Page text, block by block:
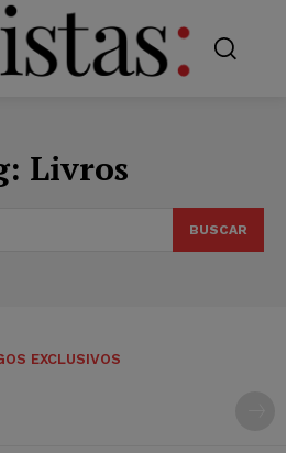
Livros
BUSCAR
EXCLUSIVOS